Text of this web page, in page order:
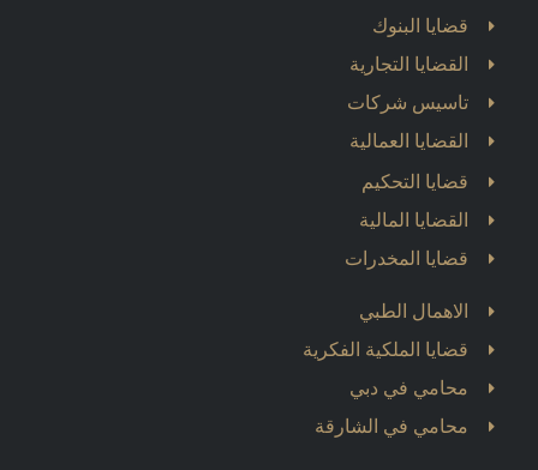
قضايا البنوك
القضايا التجارية
تاسيس شركات
القضايا العمالية
قضايا التحكيم
القضايا المالية
قضايا المخدرات
الاهمال الطبي
قضايا الملكية الفكرية
محامي في دبي
محامي في الشارقة